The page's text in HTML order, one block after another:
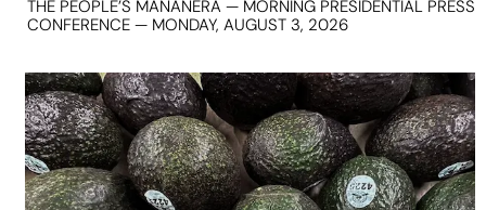
THE PEOPLE’S MAÑANERA — MORNING PRESIDENTIAL PRESS
CONFERENCE — MONDAY, AUGUST 3, 2026